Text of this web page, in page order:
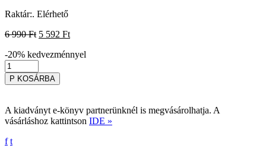
Raktár:. Elérhető
6 990Ft 5 592 Ft
-20% kedvezménnyel
P KOSÁRBA
A kiadványt e-könyv partnerünknél is megvásárolhatja. A
vásárláshoz kattintson IDE »
f t